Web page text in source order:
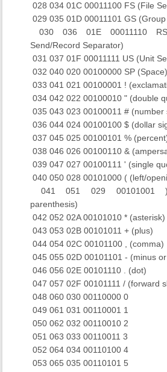
028 034 01C 00011100 FS (File
029 035 01D 00011101 GS
030 036 01E 00011110
Send/Record Separator)
031 037 01F 00011111 US (Unit
032 040 020 00100000 SP
033 041 021 00100001 !
034 042 022 00100010 " (double
035 043 023 00100011 # (number
036 044 024 00100100 $ (dollar
037 045 025 00100101 %
038 046 026 00100110 &
039 047 027 00100111 ' (single
040 050 028 00101000 ( (left/
041 051 029 00101001 )
parenthesis)
​ 042 052 02A 00101010 * (asterisk)
​ 043 053 02B 00101011 + (plus)
​ 044 054 02C 00101100 , (comma)
045 055 02D 00101101 - (minus
​ 046 056 02E 00101110 . (dot)
047 057 02F 00101111 / (forward
​ 048 060 030 00110000 0
​ 049 061 031 00110001 1
​ 050 062 032 00110010 2
​ 051 063 033 00110011 3
​ 052 064 034 00110100 4
​ 053 065 035 00110101 5